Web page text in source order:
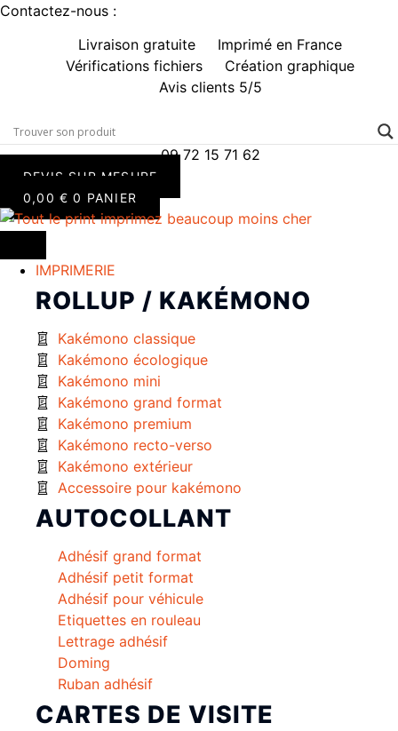
Aller
Contactez-nous :
Livraison gratuite
Imprimé en France
Vérifications fichiers
Création graphique
Avis clients 5/5
09 72 15 71 62
DEVIS SUR MESURE
0,00 € 0 PANIER
IMPRIMERIE
ROLLUP / KAKÉMONO
Kakémono classique
Kakémono écologique
Kakémono mini
Kakémono grand format
Kakémono premium
Kakémono recto-verso
Kakémono extérieur
Accessoire pour kakémono
AUTOCOLLANT
Adhésif grand format
Adhésif petit format
Adhésif pour véhicule
Etiquettes en rouleau
Lettrage adhésif
Doming
Ruban adhésif
CARTES DE VISITE